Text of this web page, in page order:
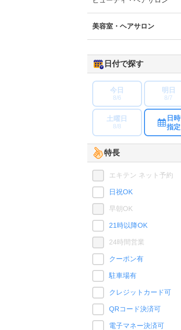
美容室・ヘアサロン
日付で探す
今日
8/6
明日
8/7
土曜日
8/8
日時
指定
特長
エキテン ネット予約
日祝OK
早朝OK
21時以降OK
24時間営業
クーポン有
駐車場有
クレジットカード可
QRコード決済可
電子マネー決済可